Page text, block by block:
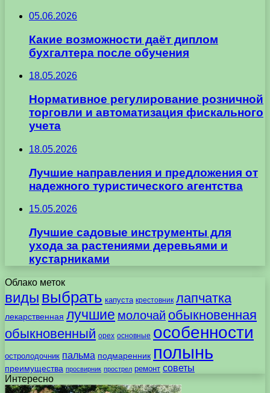
05.06.2026
Какие возможности даёт диплом
бухгалтера после обучения
18.05.2026
Нормативное регулирование розничной
торговли и автоматизация фискального
учета
18.05.2026
Лучшие направления и предложения от
надежного туристического агентства
15.05.2026
Лучшие садовые инструменты для
ухода за растениями деревьями и
кустарниками
Облако меток
виды выбрать капуста крестовник лапчатка
лекарственная лучшие молочай обыкновенная
обыкновенный орех основные особенности
остролодочник пальма подмаренник полынь
преимущества просвирник прострел ремонт советы
Интересно